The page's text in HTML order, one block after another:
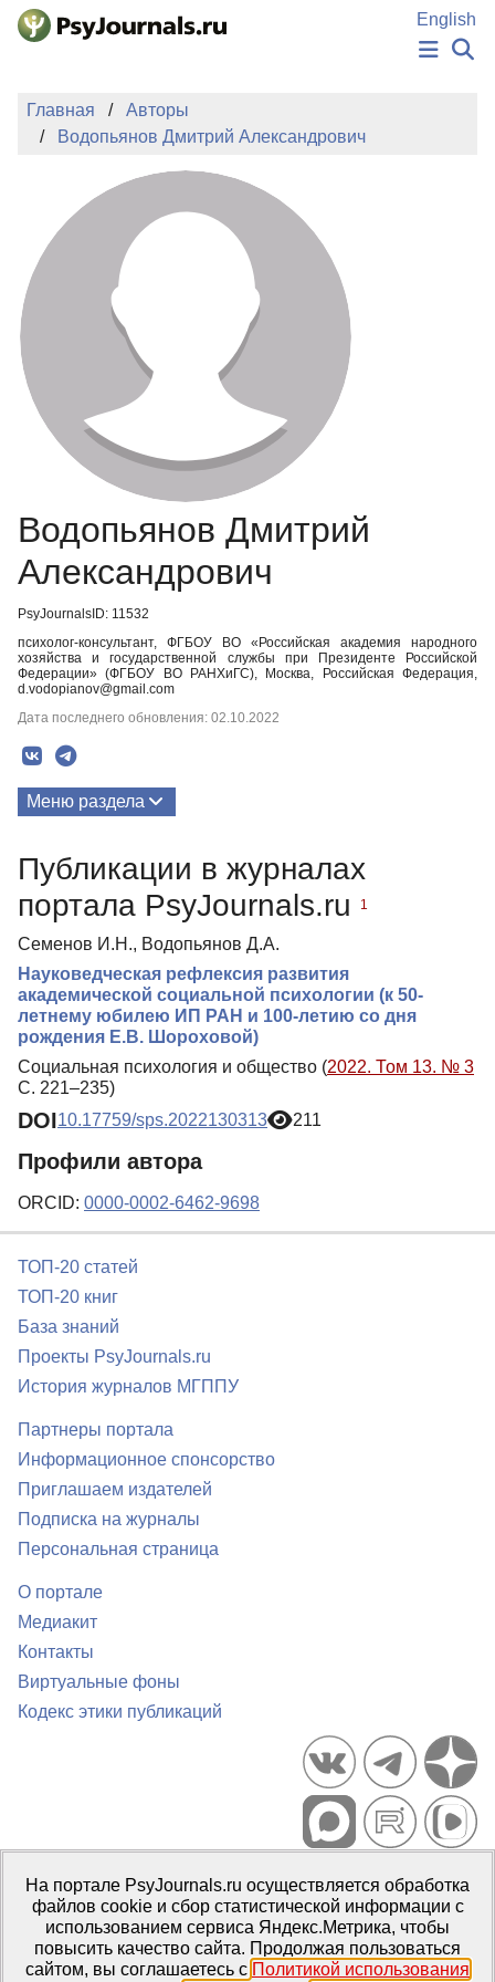
Перейти к основному содержанию
English
ИЗДАНИЯ
ПОДАТЬ РУКОПИСЬ
БАЗА ЗНАНИЙ
КЛЮЧЕВЫЕ СЛОВА
Регистрация
Главная
Авторы
Водопьянов Дмитрий Александрович
Водопьянов Дмитрий
Александрович
PsyJournalsID: 11532
психолог-консультант, ФГБОУ ВО «Российская академия народного
хозяйства и государственной службы при Президенте Российской
Федерации» (ФГБОУ ВО РАНХиГС), Москва, Российская Федерация,
d.vodopianov@gmail.com
Дата последнего обновления: 02.10.2022
Меню раздела
Публикации в журналах
портала PsyJournals.ru
1
Семенов И.Н., Водопьянов Д.А.
Науковедческая рефлексия развития
академической социальной психологии (к 50-
летнему юбилею ИП РАН и 100-летию со дня
рождения Е.В. Шороховой)
Социальная психология и общество (2022. Том 13. № 3
С. 221–235)
DOI10.17759/sps.2022130313 211
Профили автора
ORCID: 0000-0002-6462-9698
ТОП-20 статей
ТОП-20 книг
База знаний
Проекты PsyJournals.ru
История журналов МГППУ
Партнеры портала
Информационное спонсорство
Приглашаем издателей
Подписка на журналы
Персональная страница
О портале
Медиакит
Контакты
Виртуальные фоны
Кодекс этики публикаций
Портал психологических изданий PsyJournals.ru, 2007–2026
Правила использования материалов
Свидетельство регистрации СМИЭл № ФС77-66447 от 14 июля
2016 г.
Издатель: ФГБОУ ВО МГППУ
На портале PsyJournals.ru осуществляется обработка
файлов cookie и сбор статистической информации с
использованием сервиса Яндекс.Метрика, чтобы
повысить качество сайта. Продолжая пользоваться
сайтом, вы соглашаетесь с Политикой использования